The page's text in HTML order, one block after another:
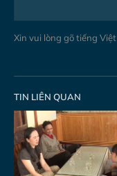
Xin vui lòng gõ tiếng
TIN LIÊN QUAN